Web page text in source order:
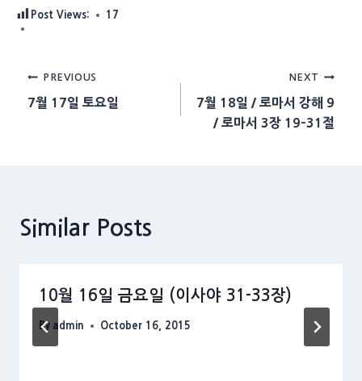
Post Views: 17
Post
navigation
PREVIOUS
7월 17일 토요일
NEXT
7월 18일 / 로마서 강해 9
/ 로마서 3장 19-31절
Similar Posts
10월 16일 금요일 (이사야 31-33장)
By admin October 16, 2015